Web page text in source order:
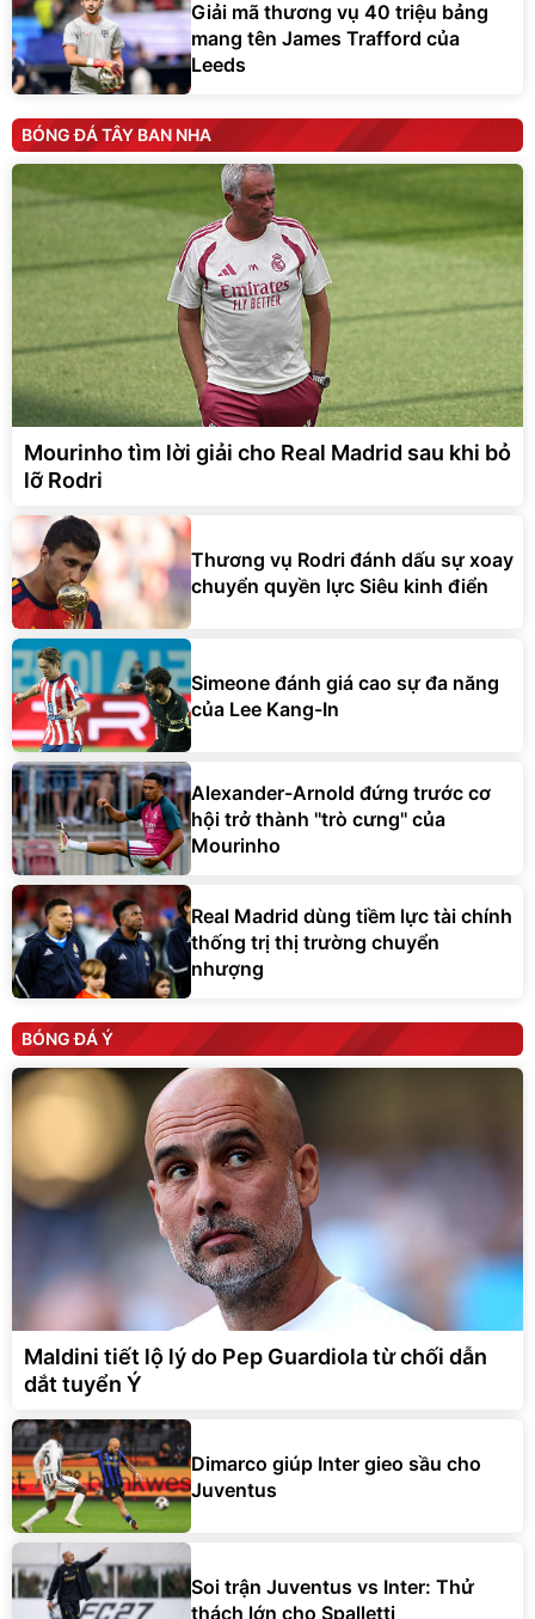
Giải mã thương vụ 40 triệu bảng
mang tên James Trafford của
Leeds
BÓNG ĐÁ TÂY BAN NHA
Mourinho tìm lời giải cho Real Madrid sau khi bỏ
lỡ Rodri
Thương vụ Rodri đánh dấu sự xoay
chuyển quyền lực Siêu kinh điển
Simeone đánh giá cao sự đa năng
của Lee Kang-In
Alexander-Arnold đứng trước cơ
hội trở thành ''trò cưng'' của
Mourinho
Real Madrid dùng tiềm lực tài chính
thống trị thị trường chuyển
nhượng
BÓNG ĐÁ Ý
Maldini tiết lộ lý do Pep Guardiola từ chối dẫn
dắt tuyển Ý
Dimarco giúp Inter gieo sầu cho
Juventus
Soi trận Juventus vs Inter: Thử
thách lớn cho Spalletti